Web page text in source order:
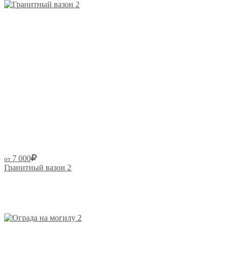
от 7 000
Гранитный вазон 2